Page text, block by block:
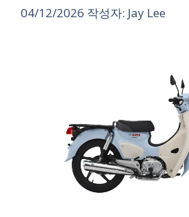
04/12/2026 작성자: Jay Lee